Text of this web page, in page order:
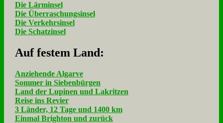
Die Lärminsel
Die Überraschungsinsel
Die Verkehrsinsel
Die Schatzinsel
Auf fe­stem Land:
Anziehende Algarve
Sommer in Siebenbürgen
Land der Lupinen und Lakritzen
Reise ins Revier
3 Länder, 12 Tage und 1400 km
Einmal Brighton und zurück